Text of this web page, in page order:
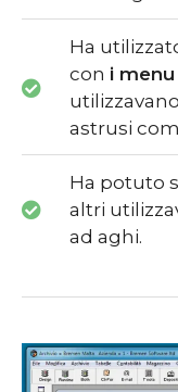
Ha
con i
astrusi
Ha potuto
altri
ad aghi.